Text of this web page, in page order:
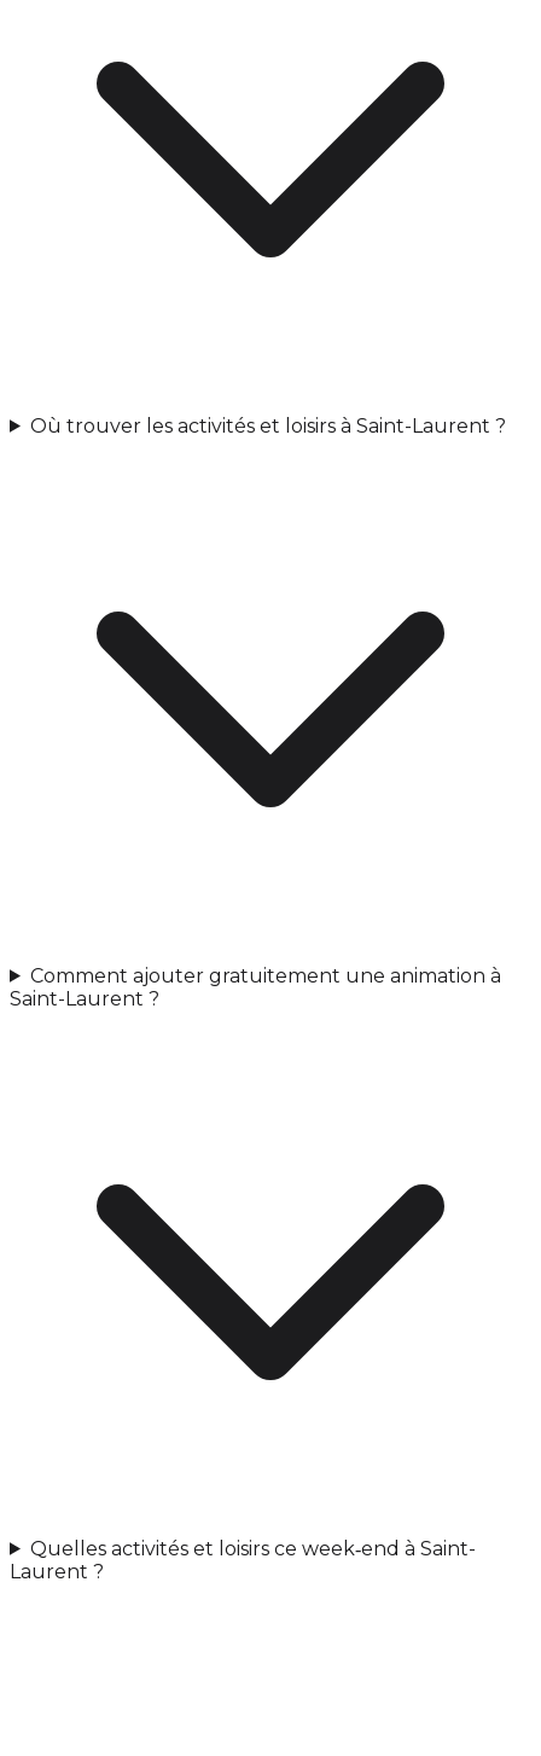
Où trouver les activités et loisirs à Saint-Laurent ?
Comment ajouter gratuitement une animation à
Saint-Laurent ?
Quelles activités et loisirs ce week‑end à Saint-
Laurent ?